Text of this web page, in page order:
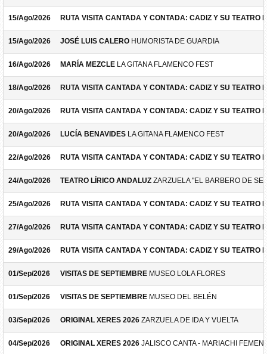
15/Ago/2026 RUTA VISITA CANTADA Y CONTADA: CADIZ Y SU TEATRO
15/Ago/2026 JOSÉ LUIS CALERO HUMORISTA DE GUARDIA
16/Ago/2026 MARÍA MEZCLE LA GITANA FLAMENCO FEST
18/Ago/2026 RUTA VISITA CANTADA Y CONTADA: CADIZ Y SU TEATRO
20/Ago/2026 RUTA VISITA CANTADA Y CONTADA: CADIZ Y SU TEATRO
20/Ago/2026 LUCÍA BENAVIDES LA GITANA FLAMENCO FEST
22/Ago/2026 RUTA VISITA CANTADA Y CONTADA: CADIZ Y SU TEATRO
24/Ago/2026 TEATRO LÍRICO ANDALUZ ZARZUELA "EL BARBERO DE
25/Ago/2026 RUTA VISITA CANTADA Y CONTADA: CADIZ Y SU TEATRO
27/Ago/2026 RUTA VISITA CANTADA Y CONTADA: CADIZ Y SU TEATRO
29/Ago/2026 RUTA VISITA CANTADA Y CONTADA: CADIZ Y SU TEATRO
01/Sep/2026 VISITAS DE SEPTIEMBRE MUSEO LOLA FLORES
01/Sep/2026 VISITAS DE SEPTIEMBRE MUSEO DEL BELÉN
03/Sep/2026 ORIGINAL XERES 2026 ZARZUELA DE IDA Y VUELTA
04/Sep/2026 ORIGINAL XERES 2026 JALISCO CANTA - MARIACHI